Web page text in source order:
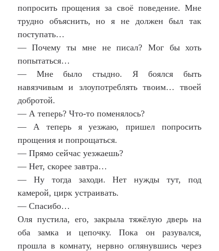
попросить прощения за своё поведение. Мне
трудно объяснить, но я не должен был так
поступать…
— Почему ты мне не писал? Мог бы хоть
попытаться…
— Мне было стыдно. Я боялся быть
навязчивым и злоупотреблять твоим… твоей
добротой.
— А теперь? Что-то поменялось?
— А теперь я уезжаю, пришел попросить
прощения и попрощаться.
— Прямо сейчас уезжаешь?
— Нет, скорее завтра…
— Ну тогда заходи. Нет нужды тут, под
камерой, цирк устраивать.
— Спасибо…
Оля пустила, его, закрыла тяжёлую дверь на
оба замка и цепочку. Пока он разувался,
прошла в комнату, нервно оглянувшись через